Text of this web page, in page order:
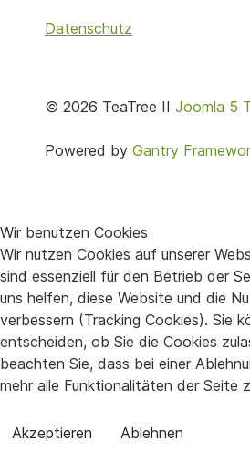
Datenschutz
© 2026 TeaTree II Joomla 5
Powered by Gantry
Wir benutzen Cookies
Wir nutzen Cookies auf unserer
sind essenziell für den Betrieb der
uns helfen, diese Website und die
verbessern (Tracking Cookies). Sie
entscheiden, ob Sie die Cookies
beachten Sie, dass bei einer
mehr alle Funktionalitäten der Seite
Akzeptieren Ablehnen